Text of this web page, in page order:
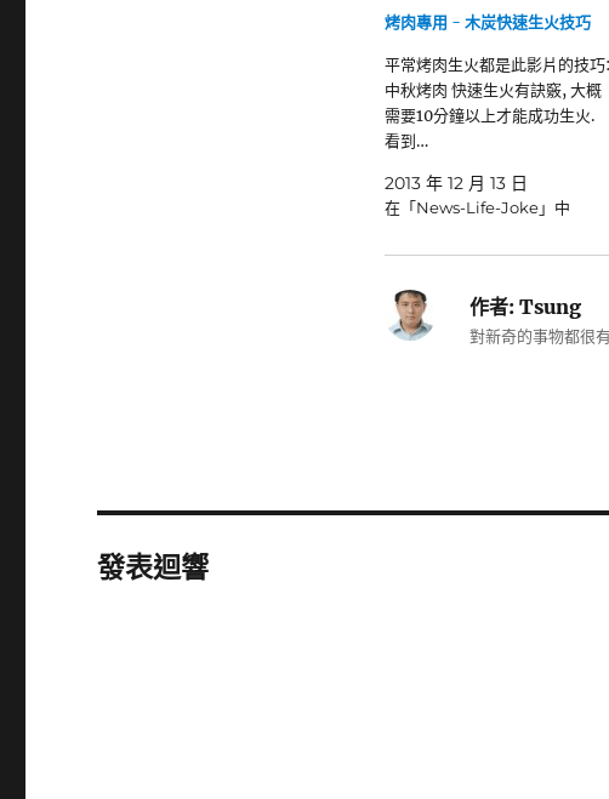
烤肉專用 - 木炭快速生火技巧
平常烤肉生火都是此影片的技巧:
中秋烤肉 快速生火有訣竅, 大概
需要10分鐘以上才能成功生火.
看到…
2013 年 12 月 13 日
在「News-Life-Joke」中
作者:Tsung
對新奇的事物都很
發表迴響